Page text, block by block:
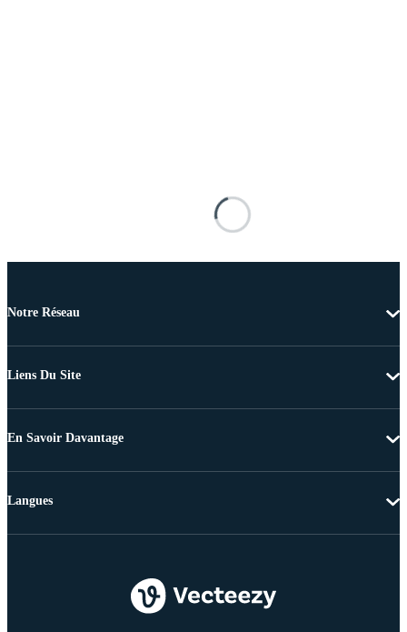
Notre Réseau
Liens Du Site
En Savoir Davantage
Langues